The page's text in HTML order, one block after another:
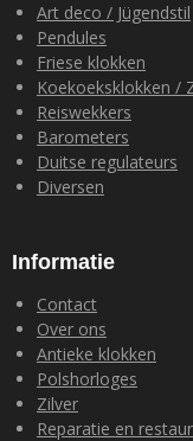
Art deco / Jügendstil
Pendules
Friese klokken
Koekoeksklokken /
Reiswekkers
Barometers
Duitse regulateurs
Diversen
Informatie
Contact
Over ons
Antieke klokken
Polshorloges
Zilver
Reparatie en